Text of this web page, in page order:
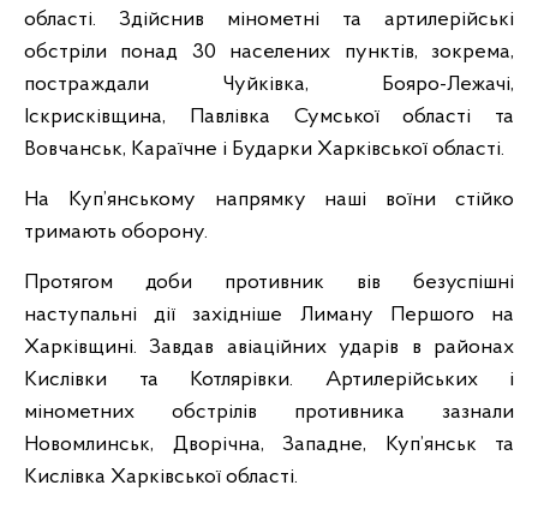
області. Здійснив мінометні та артилерійські
обстріли понад 30 населених пунктів, зокрема,
постраждали Чуйківка, Бояро-Лежачі,
Іскрисківщина, Павлівка Сумської області та
Вовчанськ, Караїчне і Бударки Харківської області.
На Куп’янському напрямку наші воїни стійко
тримають оборону.
Протягом доби противник вів безуспішні
наступальні дії західніше Лиману Першого на
Харківщині. Завдав авіаційних ударів в районах
Кислівки та Котлярівки. Артилерійських і
мінометних обстрілів противника зазнали
Новомлинськ, Дворічна, Западне, Куп’янськ та
Кислівка Харківської області.